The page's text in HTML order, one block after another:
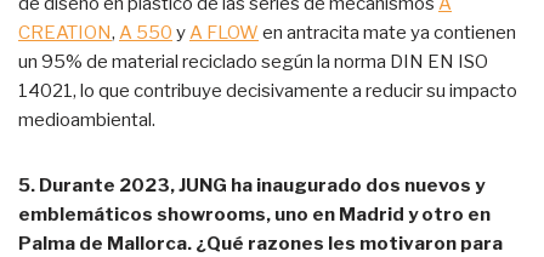
CREATION, A 550 yA FLOW en antracita mate ya contienen
un 95% de material reciclado según la norma DIN EN ISO
14021, lo que contribuye decisivamente a reducir su impacto
medioambiental.
5. Durante 2023, JUNG ha inaugurado dos nuevos y
emblemáticos showrooms, uno en Madrid y otro en
Palma de Mallorca. ¿Qué razones les motivaron para